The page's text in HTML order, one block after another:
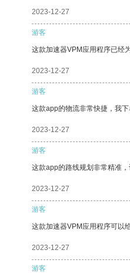
2023-12-27
游客
这款加速器VPM应用程序已经
2023-12-27
游客
这款app的物流非常快捷，我下
2023-12-27
游客
这款app的路线规划非常精准，
2023-12-27
游客
这款加速器VPM应用程序可以
2023-12-27
游客